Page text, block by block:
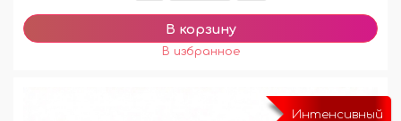
Интенсивный